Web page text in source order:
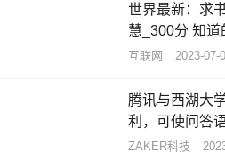
世界最新：求
慧_300分 知道
344060643拜
互联网 2023-07-
腾讯与西湖大
利，可使问答
闻
ZAKER科技